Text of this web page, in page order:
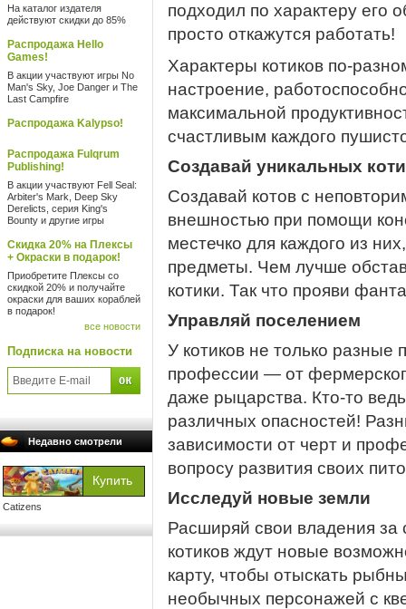
На каталог издателя
действуют скидки до 85%
Распродажа Hello
Games!
В акции участвуют игры No
Man's Sky, Joe Danger и The
Last Campfire
Распродажа Kalypso!
Распродажа Fulqrum
Publishing!
В акции участвуют Fell Seal:
Arbiter's Mark, Deep Sky
Derelicts, серия King's
Bounty и другие игры
Скидка 20% на Плексы
+ Окраски в подарок!
Приобретите Плексы со
скидкой 20% и получайте
окраски для ваших кораблей
в подарок!
все новости
Подписка на новости
Недавно смотрели
Catizens
подходил по характеру его
просто откажутся работать!
Характеры котиков по-
настроение,
максимальной
счастливым каждого
Создавай уникальных
Создавай котов с
внешностью при помощи
местечко для каждого из
предметы. Чем лучше
котики. Так что прояви
Управляй поселением
У котиков не только
профессии — от
даже рыцарства. Кто-то
различных опасностей!
зависимости от черт и
вопросу развития своих
Исследуй новые земли
Расширяй свои владения за
котиков ждут новые
карту, чтобы отыскать
необычных персонажей с